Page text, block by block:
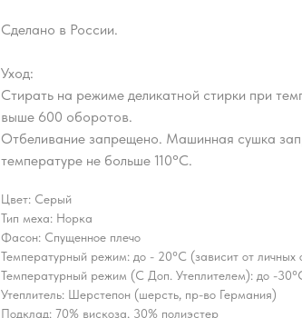
Сделано в России.
Уход:
Стирать на режиме деликатной стирки при
выше 600 оборотов.
Отбеливание запрещено. Машинная сушка
температуре не больше 110°С.
Цвет: Серый
Тип меха: Норка
Фасон: Спущенное плечо
Температурный режим: до - 20°C (зависит от личных
Температурный режим (С Доп. Утеплителем): до -
Утеплитель: Шерстепон (шерсть, пр-во Германия)
Подклад: 70% вискоза, 30% полиэстер